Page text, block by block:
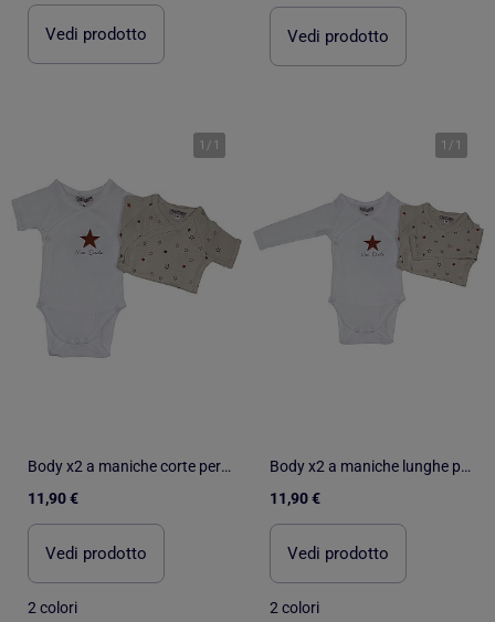
Vedi prodotto Vedi prodotto
1 / 1
Body x2 a maniche corte per neonati Les Chatounets "STAR
11,90 €
Vedi prodotto
2 colori
1 / 1
Body x2 a maniche lunghe per neonati Les Chatounets "STAR
11,90 €
Vedi prodotto
2 colori